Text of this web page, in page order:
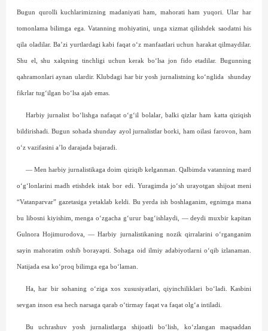
Bugun qurolli kuchlarimizning madaniyati ham, mahorati ham yuqori. Ular har
tomonlama bilimga ega. Vatanning mohiyatini, unga xizmat qilishdek saodatni his
qila oladilar. Ba’zi yurtlardagi kabi faqat o‘z manfaatlari uchun harakat qilmaydilar.
Shu el, shu xalqning tinchligi uchun kerak bo‘lsa jon fido etadilar. Bugunning
qahramonlari aynan ulardir. Klubdagi har bir yosh jurnalistning ko‘nglida shunday
fikrlar tug‘ilgan bo‘lsa ajab emas.
Harbiy jurnalist bo‘lishga nafaqat o‘g‘il bolalar, balki qizlar ham katta qiziqish
bildirishadi. Bugun sohada shunday ayol jurnalistlar borki, ham oilasi farovon, ham
o‘z vazifasini a’lo darajada bajaradi.
— Men harbiy jurnalistikaga doim qiziqib kelganman. Qalbimda vatanning mard
o‘g‘lonlarini madh etishdek istak bor edi. Yuragimda jo‘sh urayotgan shijoat meni
“Vatanparvar” gazetasiga yetaklab keldi. Bu yerda ish boshlaganim, egnimga mana
bu libosni kiyishim, menga o‘zgacha g‘urur bag‘ishlaydi, — deydi muxbir kapitan
Gulnora Hojimurodova, — Harbiy jurnalistikaning nozik qirralarini o‘rganganim
sayin mahoratim oshib borayapti. Sohaga oid ilmiy adabiyotlarni o‘qib izlanaman.
Natijada esa ko‘proq bilimga ega bo‘laman.
Ha, har bir sohaning o‘ziga xos xususiyatlari, qiyinchiliklari bo‘ladi. Kasbini
sevgan inson esa hech narsaga qarab o‘tirmay faqat va faqat olg‘a intiladi.
Bu uchrashuv yosh jurnalistlarga shijoatli bo‘lish, ko‘zlangan maqsaddan